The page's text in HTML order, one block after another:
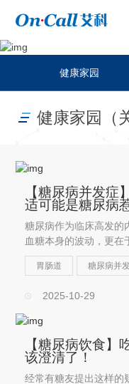
Health
健康管家
健康家园
健康家园（
【糖尿病并发症
适可能是糖尿病
糖尿病作为临床高发的
血糖本身的波动，更在
各类并发症。其中，胃
的问题，病变可贯穿食
胃肠道 糖尿病并
2025-10-29
【糖尿病饮食】
该澄清了！
经常有糖友提出这样的